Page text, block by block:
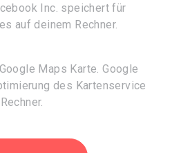
DE458652699
Inc. speichert für
auf deinem Rechner.
Maps Karte. Google
des Kartenservice